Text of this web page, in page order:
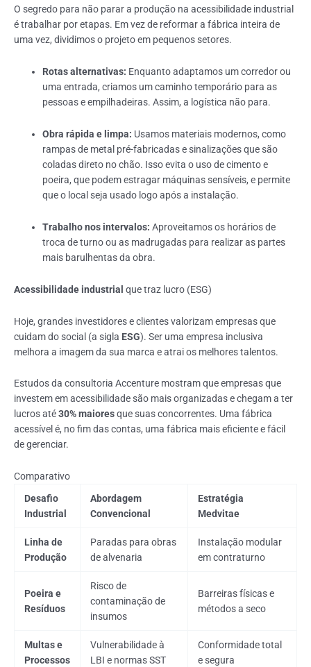
O segredo para não parar a produção na acessibilidade industrial
é trabalhar por etapas. Em vez de reformar a fábrica inteira de
uma vez, dividimos o projeto em pequenos setores.
Rotas alternativas: Enquanto adaptamos um corredor ou
uma entrada, criamos um caminho temporário para as
pessoas e empilhadeiras. Assim, a logística não para.
Obra rápida e limpa: Usamos materiais modernos, como
rampas de metal pré-fabricadas e sinalizações que são
coladas direto no chão. Isso evita o uso de cimento e
poeira, que podem estragar máquinas sensíveis, e permite
que o local seja usado logo após a instalação.
Trabalho nos intervalos: Aproveitamos os horários de
troca de turno ou as madrugadas para realizar as partes
mais barulhentas da obra.
Acessibilidade industrial que traz lucro (ESG)
Hoje, grandes investidores e clientes valorizam empresas que
cuidam do social (a sigla ESG). Ser uma empresa inclusiva
melhora a imagem da sua marca e atrai os melhores talentos.
Estudos da consultoria Accenture mostram que empresas que
investem em acessibilidade são mais organizadas e chegam a ter
lucros até30% maioresque suas concorrentes. Uma fábrica
acessível é, no fim das contas, uma fábrica mais eficiente e fácil
de gerenciar.
Comparativo
Desafio
Industrial
Abordagem
Convencional
Estratégia
Medvitae
Linha de
Produção
Paradas para obras
de alvenaria
Instalação modular
em contraturno
Poeira e
Resíduos
Risco de
contaminação de
insumos
Barreiras físicas e
métodos a seco
Multas e
Processos
Vulnerabilidade à
LBI e normas SST
Conformidade total
e segura